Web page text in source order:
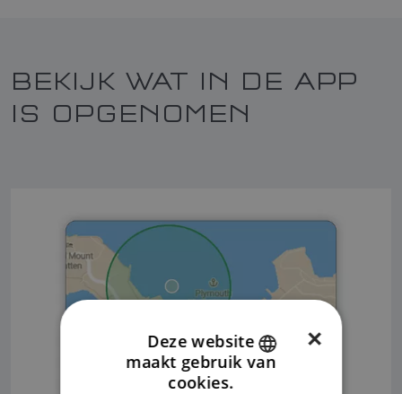
BEKIJK WAT IN DE APP
IS OPGENOMEN
ENGLISH
×
Deze website
maakt gebruik van
cookies.